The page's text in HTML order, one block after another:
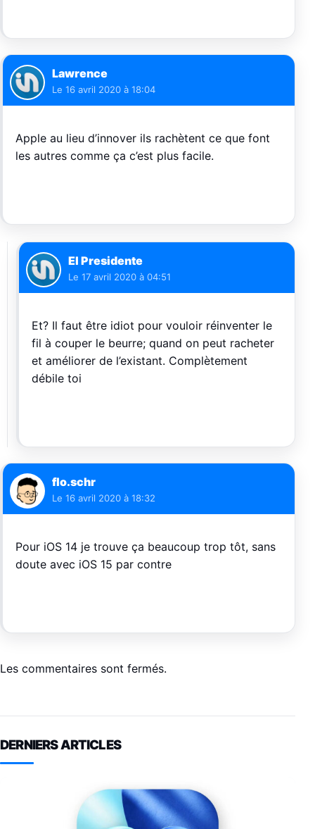
Lawrence
Le 16 avril 2020 à 18:04
Apple au lieu d’innover ils rachètent ce que font
les autres comme ça c’est plus facile.
El Presidente
Le 17 avril 2020 à 04:51
Et? Il faut être idiot pour vouloir réinventer le
fil à couper le beurre; quand on peut racheter
et améliorer de l’existant. Complètement
débile toi
flo.schr
Le 16 avril 2020 à 18:32
Pour iOS 14 je trouve ça beaucoup trop tôt, sans
doute avec iOS 15 par contre
Les commentaires sont fermés.
DERNIERS ARTICLES